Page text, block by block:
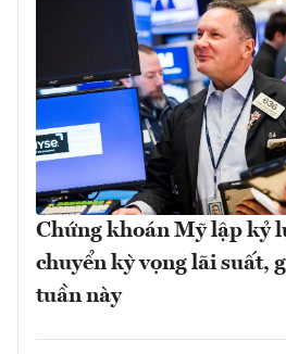
Chứng khoán Mỹ lập kỷ
chuyển kỳ vọng lãi suất,
tuần này